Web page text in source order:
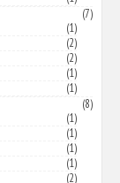
(7)
(1)
(2)
(2)
(1)
(1)
(8)
(1)
(1)
(1)
(1)
(2)